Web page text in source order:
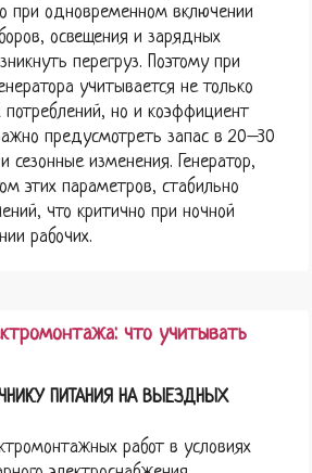
при одновременном включении
освещения и зарядных
перегруз. Поэтому при
учитывается не только
но и коэффициент
предусмотреть запас в 20–30
сезонные изменения. Генератор,
этих параметров, стабильно
что критично при ночной
рабочих.
что учитывать
ПИТАНИЯ НА ВЫЕЗДНЫХ
работ в условиях